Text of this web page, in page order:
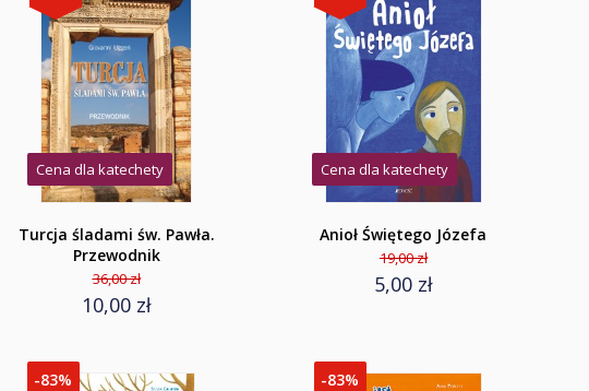
Cena dla katechety
Turcja śladami św. Pawła.
Przewodnik
36,00 zł
10,00 zł
Cena dla katechety
Anioł Świętego Józefa
19,00 zł
5,00 zł
-83% -83%